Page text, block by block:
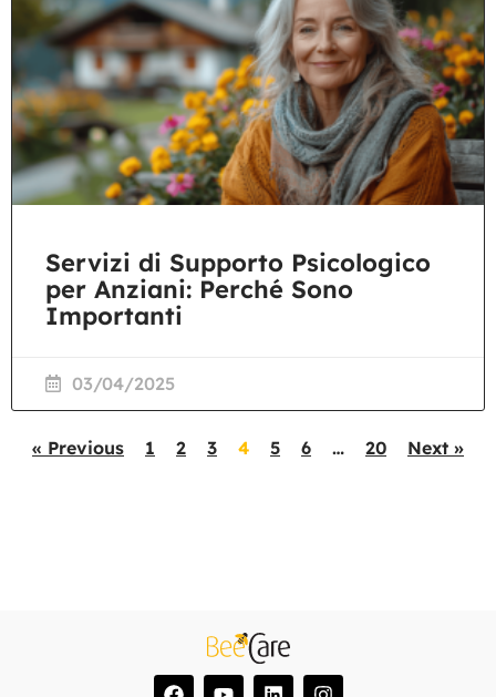
Servizi di Supporto Psicologico
per Anziani: Perché Sono
Importanti
03/04/2025
« Previous 1 2 3 4 5 6 … 20 Next »